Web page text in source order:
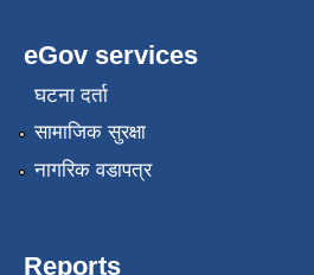
eGov services
घटना दर्ता
सामाजिक सुरक्षा
नागरिक वडापत्र
Reports